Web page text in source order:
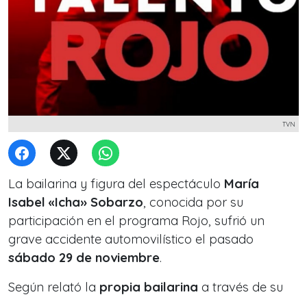
TVN
La bailarina y figura del espectáculo María
Isabel «Icha» Sobarzo, conocida por su
participación en el programa Rojo, sufrió un
grave accidente automovilístico el pasado
sábado 29 de noviembre.
Según relató la propia bailarina a través de su